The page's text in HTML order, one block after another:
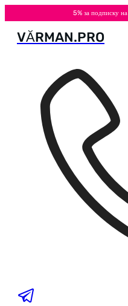
5% за подписку на
Перейти
VӐRMAN.PRO